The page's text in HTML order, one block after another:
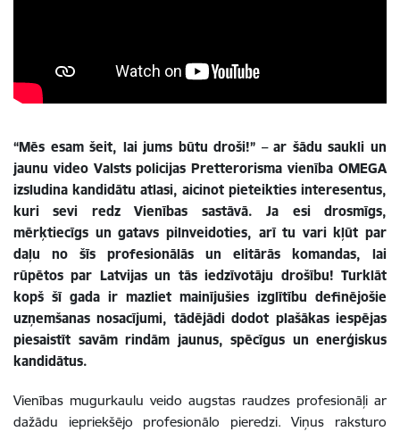
“Mēs esam šeit, lai jums būtu droši!” – ar šādu saukli un
jaunu video Valsts policijas Pretterorisma vienība OMEGA
izsludina kandidātu atlasi, aicinot pieteikties interesentus,
kuri sevi redz Vienības sastāvā. Ja esi drosmīgs,
mērķtiecīgs un gatavs pilnveidoties, arī tu vari kļūt par
daļu no šīs profesionālās un elitārās komandas, lai
rūpētos par Latvijas un tās iedzīvotāju drošību! Turklāt
kopš šī gada ir mazliet mainījušies izglītību definējošie
uzņemšanas nosacījumi, tādējādi dodot plašākas iespējas
piesaistīt savām rindām jaunus, spēcīgus un enerģiskus
kandidātus.
Vienības mugurkaulu veido augstas raudzes profesionāļi ar
dažādu iepriekšējo profesionālo pieredzi. Viņus raksturo